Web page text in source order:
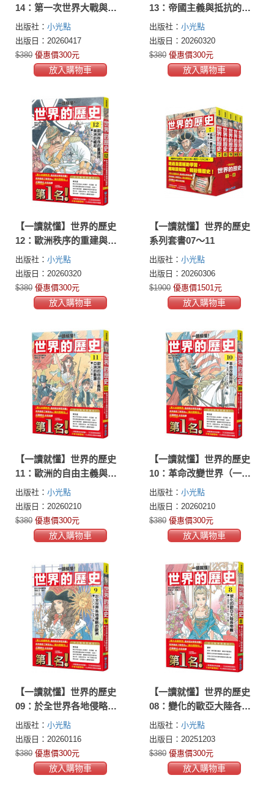
14：第一次世界大戰與亞
洲的動向（一九〇〇年～
一九一九年）
出版社： 小光點
出版日：20260417
$380 優惠價300元
放入購物車
13：帝國主義與抵抗的人
們（一八九〇年～一九一
〇年）
出版社： 小光點
出版日：20260320
$380 優惠價300元
放入購物車
【一讀就懂】世界的歷史
12：歐洲秩序的重建與美
洲的崛起（一八六〇年～
一八九〇年）
出版社： 小光點
出版日：20260320
$380 優惠價300元
放入購物車
【一讀就懂】世界的歷史
系列套書07～11
出版社： 小光點
出版日：20260306
$1900 優惠價1501元
放入購物車
【一讀就懂】世界的歷史
11：歐洲的自由主義與亞
洲的動盪（一八三○年～一
八六○年）
出版社： 小光點
出版日：20260210
$380 優惠價300元
放入購物車
【一讀就懂】世界的歷史
10：革命改變世界（一七
五○年～一八五○年）
出版社： 小光點
出版日：20260210
$380 優惠價300元
放入購物車
【一讀就懂】世界的歷史
09：於全世界各地侵略的
歐洲（一六〇〇年～一七
九〇年）
出版社： 小光點
出版日：20260116
$380 優惠價300元
放入購物車
【一讀就懂】世界的歷史
08：變化的歐亞大陸各帝
國（一五五〇年～一七二
〇年）
出版社： 小光點
出版日：20251203
$380 優惠價300元
放入購物車